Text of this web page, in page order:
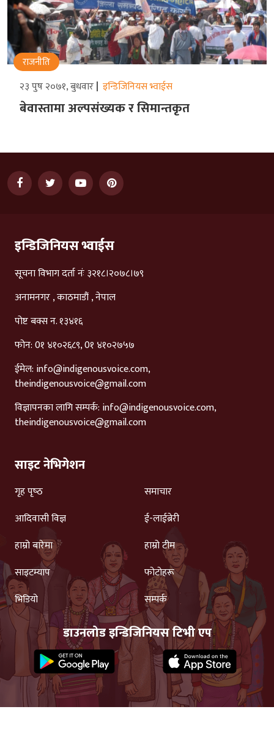
राजनीति
२३ पुष २०७१, बुधवार इन्डिजिनियस भ्वाईस
बेवास्तामा अल्पसंख्यक र सिमान्तकृत
इन्डिजिनियस भ्वाईस
सूचना विभाग दर्ता नंः ३२१८।२०७८।७९
अनामनगर , काठमाडौं , नेपाल
पोष्ट बक्स न. १३४१६
फोन: 0१ ४१०२६८९, 0१ ४१०२७५७
ईमेल: info@indigenousvoice.com,
theindigenousvoice@gmail.com
विज्ञापनका लागि सम्पर्क: info@indigenousvoice.com,
theindigenousvoice@gmail.com
साइट नेभिगेशन
गृह पृष्‍ठ
समाचार
आदिवासी विज्ञ
ई-लाईब्रेरी
हाम्रो बारेमा
हाम्रो टीम
साइटम्याप
फोटोहरू
भिडियो
सम्पर्क
डाउनलोड इन्डिजिनियस टिभी एप